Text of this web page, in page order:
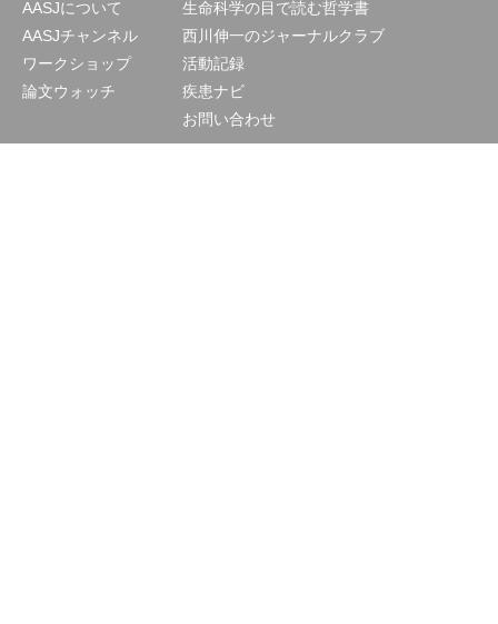
AASJについて
AASJチャンネル
ワークショップ
論文ウォッチ
生命科学の目で読む哲学書
西川伸一のジャーナルクラブ
活動記録
疾患ナビ
お問い合わせ